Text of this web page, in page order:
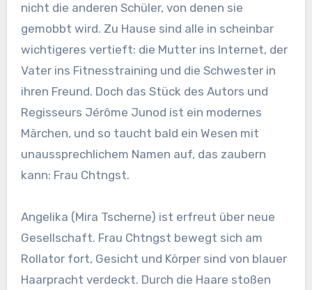
nicht die anderen Schüler, von denen sie
gemobbt wird. Zu Hause sind alle in scheinbar
wichtigeres vertieft: die Mutter ins Internet, der
Vater ins Fitnesstraining und die Schwester in
ihren Freund. Doch das Stück des Autors und
Regisseurs Jérôme Junod ist ein modernes
Märchen, und so taucht bald ein Wesen mit
unaussprechlichem Namen auf, das zaubern
kann: Frau Chtngst.
Angelika (Mira Tscherne) ist erfreut über neue
Gesellschaft. Frau Chtngst bewegt sich am
Rollator fort, Gesicht und Körper sind von blauer
Haarpracht verdeckt. Durch die Haare stoßen